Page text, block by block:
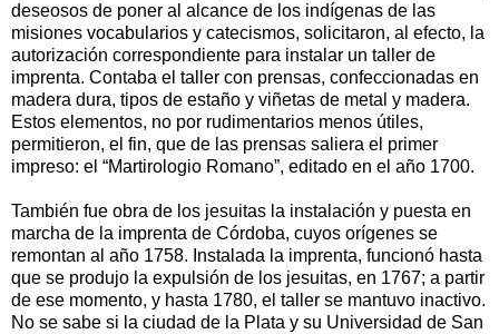
deseosos de poner al alcance de los indígenas de las
misiones vocabularios y catecismos, solicitaron, al efecto, la
autorización correspondiente para instalar un taller de
imprenta. Contaba el taller con prensas, confeccionadas en
madera dura, tipos de estaño y viñetas de metal y madera.
Estos elementos, no por rudimentarios menos útiles,
permitieron, el fin, que de las prensas saliera el primer
impreso: el “Martirologio Romano”, editado en el año 1700.
También fue obra de los jesuitas la instalación y puesta en
marcha de la imprenta de Córdoba, cuyos orígenes se
remontan al año 1758. Instalada la imprenta, funcionó hasta
que se produjo la expulsión de los jesuitas, en 1767; a partir
de ese momento, y hasta 1780, el taller se mantuvo inactivo.
No se sabe si la ciudad de la Plata y su Universidad de San